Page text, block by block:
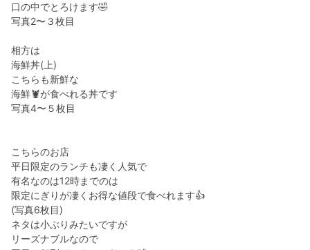
口の中でとろけます🤣
写真2〜３枚目
相方は
海鮮丼(上)
こちらも新鮮な
海鮮🦞が食べれる丼です
写真4〜５枚目
こちらのお店
平日限定のランチも凄く人気で
有名なのは12時までのは
限定にぎりが凄くお得な値段で食べれます👍
(写真6枚目)
ネタは小ぶりみたいですが
リーズナブルなので